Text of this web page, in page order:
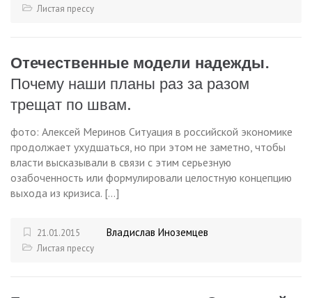
Листая прессу
Отечественные модели надежды.
Почему наши планы раз за разом
трещат по швам.
фото: Алексей Меринов Ситуация в российской экономике
продолжает ухудшаться, но при этом не заметно, чтобы
власти высказывали в связи с этим серьезную
озабоченность или формулировали целостную концепцию
выхода из кризиса. […]
21.01.2015 Владислав Иноземцев
Листая прессу